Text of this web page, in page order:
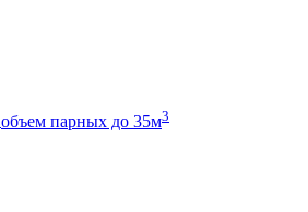
объем парных до 35м3